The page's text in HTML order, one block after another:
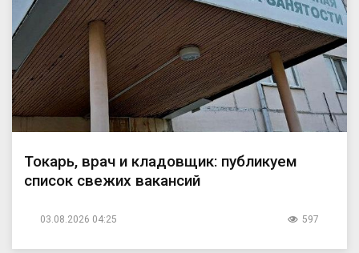
Токарь, врач и кладовщик: публикуем
список свежих вакансий
03.08.2026 04:25 597